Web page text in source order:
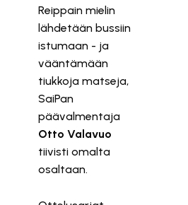
Reippain mielin
lähdetään bussiin
istumaan - ja
vääntämään
tiukkoja matseja,
SaiPan
päävalmentaja
Otto Valavuo
tiivisti omalta
osaltaan.